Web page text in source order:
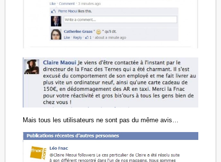
Mais tous les utilisateurs ne sont pas du même avis…